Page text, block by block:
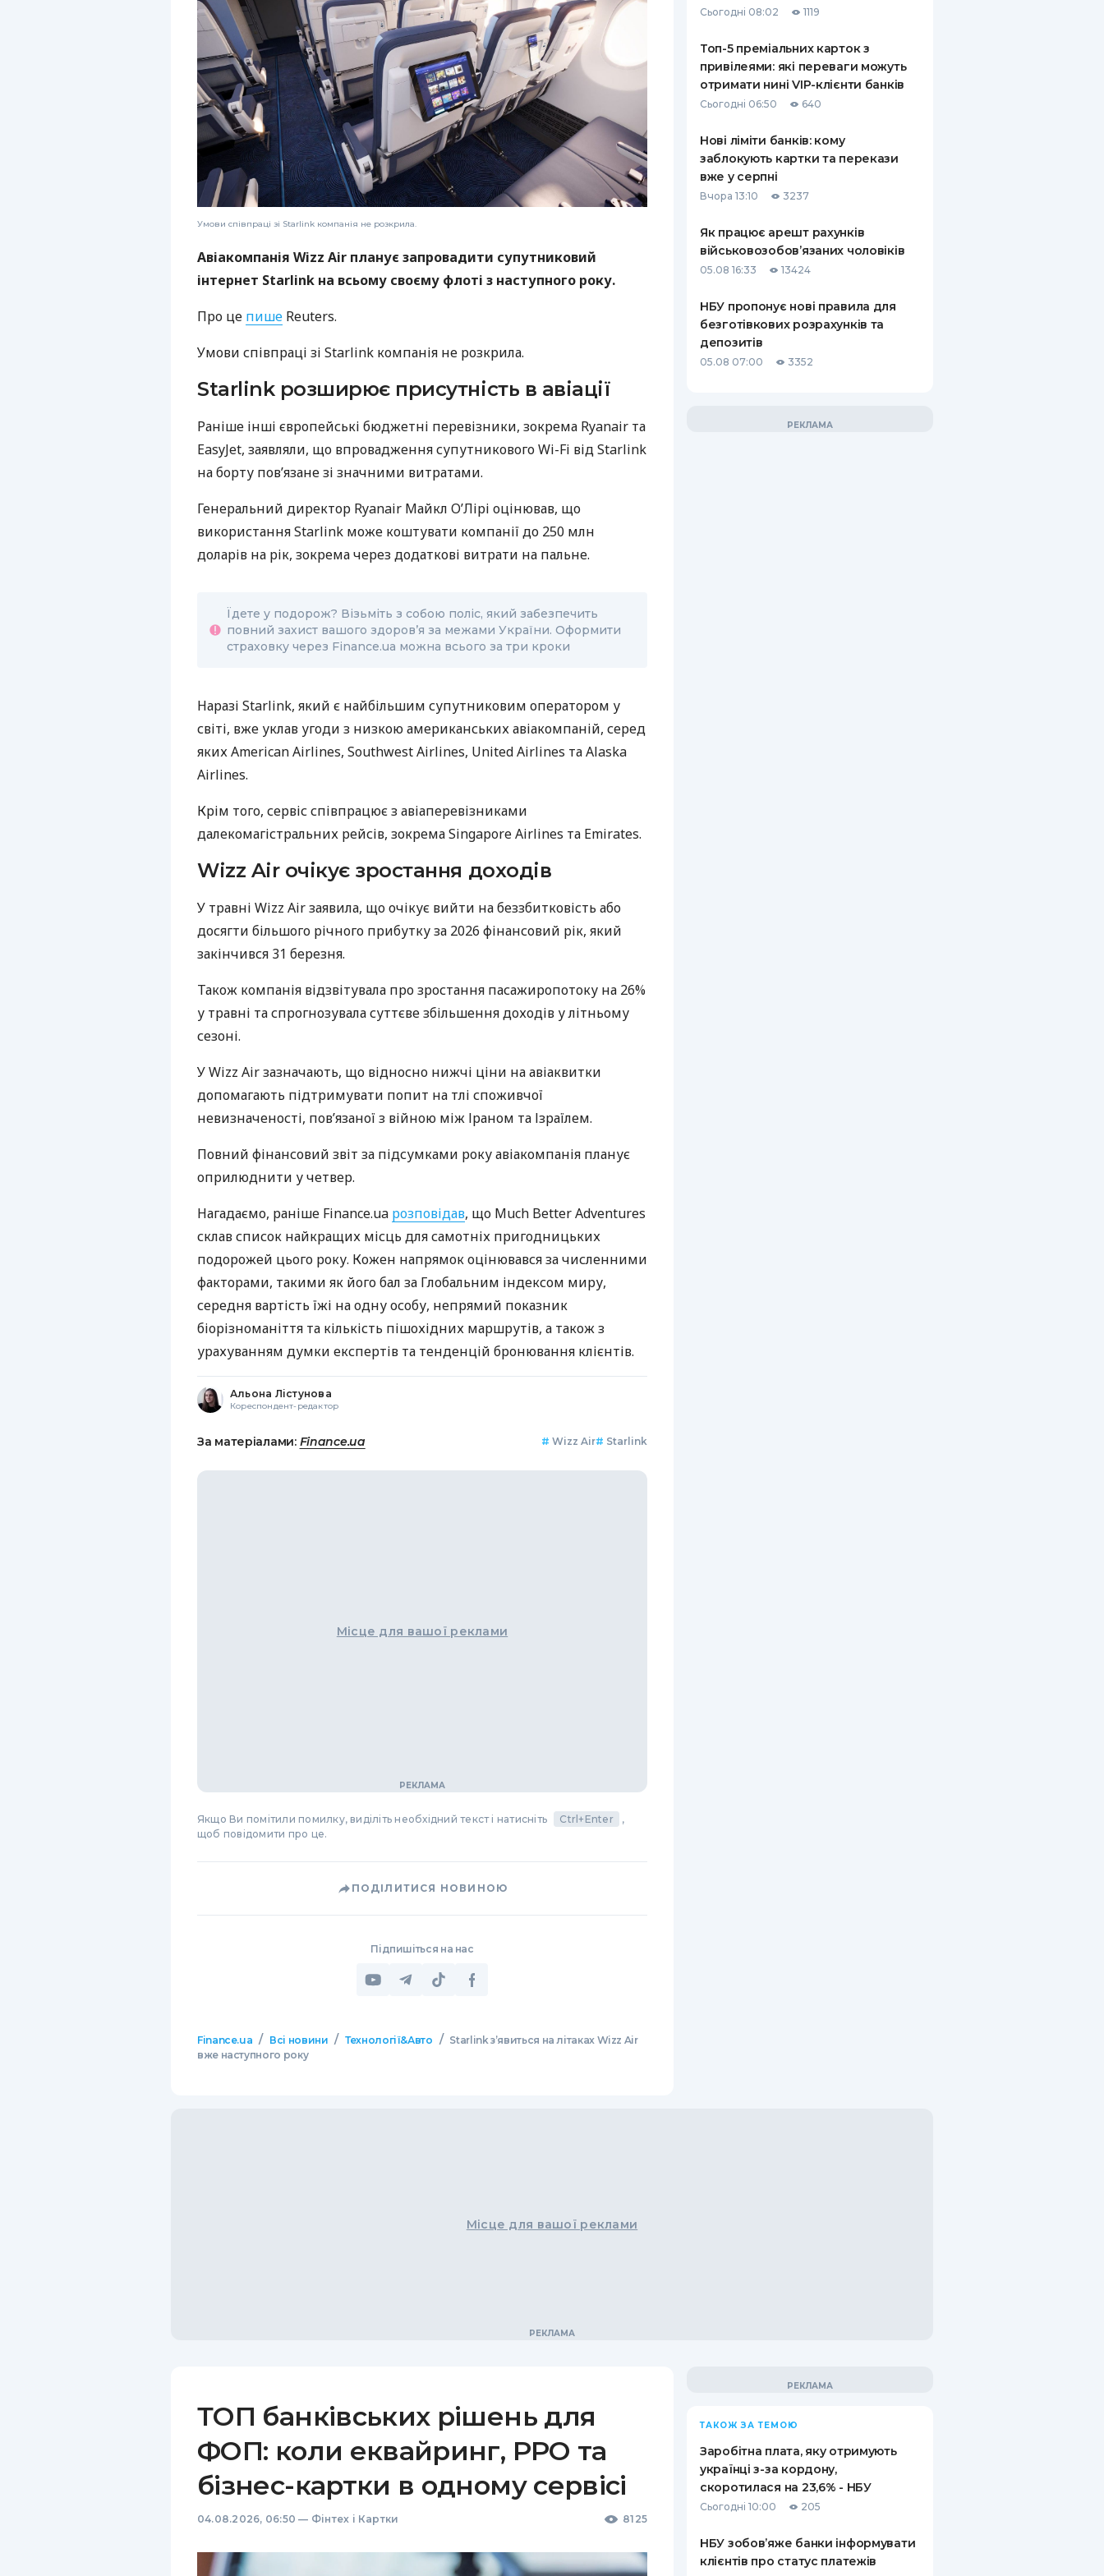
РЕЙТИНГ ДЕБЕТОВИХ
КАРТОК
ЩОМІСЯЧНИЙ ОГЛЯД
ПУТІВНИКИ ПО
БАНКІВСЬКИХ КАРТКАХ
ВСІ СТРАХОВІ ПОЛІСИ
СТРАХОВІ КОМПАНІЇ
ВІДГУКИ ПРО СТРАХОВІ
КОМПАНІЇ
Умови співпраці зі Starlink компанія не розкрила.
Авіакомпанія Wizz Air планує запровадити супутниковий
інтернет Starlink на всьому своєму флоті з наступного року.
Про це пише Reuters.
Умови співпраці зі Starlink компанія не розкрила.
Starlink розширює присутність в авіації
Раніше інші європейські бюджетні перевізники, зокрема Ryanair та
EasyJet, заявляли, що впровадження супутникового Wi-Fi від Starlink
на борту пов’язане зі значними витратами.
Генеральний директор Ryanair Майкл О’Лірі оцінював, що
використання Starlink може коштувати компанії до 250 млн
доларів на рік, зокрема через додаткові витрати на пальне.
Їдете у подорож? Візьміть з собою поліс, який забезпечить
повний захист вашого здоров’я за межами України. Оформити
страховку через Finance.ua можна всього за три кроки
Наразі Starlink, який є найбільшим супутниковим оператором у
світі, вже уклав угоди з низкою американських авіакомпаній, серед
яких American Airlines, Southwest Airlines, United Airlines та Alaska
Airlines.
Крім того, сервіс співпрацює з авіаперевізниками
далекомагістральних рейсів, зокрема Singapore Airlines та Emirates.
Wizz Air очікує зростання доходів
У травні Wizz Air заявила, що очікує вийти на беззбитковість або
досягти більшого річного прибутку за 2026 фінансовий рік, який
закінчився 31 березня.
Також компанія відзвітувала про зростання пасажиропотоку на 26%
у травні та спрогнозувала суттєве збільшення доходів у літньому
сезоні.
У Wizz Air зазначають, що відносно нижчі ціни на авіаквитки
допомагають підтримувати попит на тлі споживчої
невизначеності, пов’язаної з війною між Іраном та Ізраїлем.
Повний фінансовий звіт за підсумками року авіакомпанія планує
оприлюднити у четвер.
Нагадаємо, раніше Finance.ua розповідав, що Much Better Adventures
склав список найкращих місць для самотніх пригодницьких
подорожей цього року. Кожен напрямок оцінювався за численними
факторами, такими як його бал за Глобальним індексом миру,
середня вартість їжі на одну особу, непрямий показник
біорізноманіття та кількість пішохідних маршрутів, а також з
урахуванням думки експертів та тенденцій бронювання клієнтів.
Альона Лістунова
Кореспондент-редактор
За матеріалами: Finance.ua # Wizz Air# Starlink
Місце для вашої реклами
Якщо Ви помітили помилку, виділіть необхідний текст і натисніть Ctrl+Enter
,
щоб повідомити про це.
ПОДІЛИТИСЯ НОВИНОЮ
Підпишіться на нас
Finance.ua / Всі новини / Технології&Авто / Starlink з’явиться на літаках Wizz Air
вже наступного року
Сьогодні 08:02 1119
Топ-5 преміальних карток з
привілеями: які переваги можуть
отримати нині VIP-клієнти банків
Сьогодні 06:50 640
Нові ліміти банків: кому
заблокують картки та перекази
вже у серпні
Вчора 13:10 3237
Як працює арешт рахунків
військовозобов’язаних чоловіків
05.08 16:33 13424
НБУ пропонує нові правила для
безготівкових розрахунків та
депозитів
05.08 07:00 3352
Місце для вашої реклами
ТОП банківських рішень для
ФОП: коли еквайринг, РРО та
бізнес-картки в одному сервісі
04.08.2026, 06:50 — Фінтех і Картки 8125
ТАКОЖ ЗА ТЕМОЮ
Заробітна плата, яку отримують
українці з-за кордону,
скоротилася на 23,6% - НБУ
Сьогодні 10:00 205
НБУ зобов’яже банки інформувати
клієнтів про статус платежів